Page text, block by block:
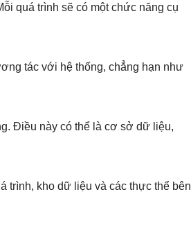
quá trình sẽ có một chức năng cụ
tác với hệ thống, chẳng hạn như
Điều này có thể là cơ sở dữ liệu,
trình, kho dữ liệu và các thực thể bên